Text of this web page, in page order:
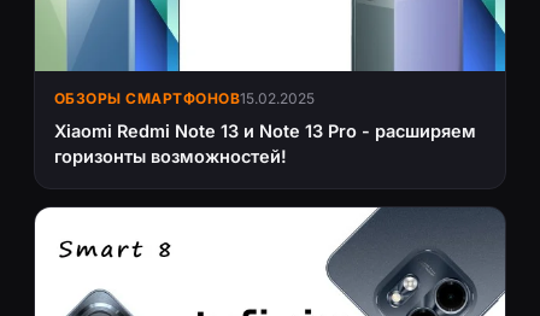
ОБЗОРЫ СМАРТФОНОВ15.02.2025
Xiaomi Redmi Note 13 и Note 13 Pro - расширяем
горизонты возможностей!